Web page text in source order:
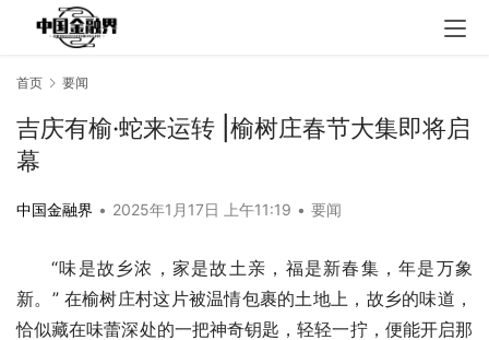
首页 要闻
吉庆有榆·蛇来运转 |榆树庄春节大集即将启
幕
中国金融界 • 2025年1月17日 上午11:19 • 要闻
“味是故乡浓，家是故土亲，福是新春集，年是万象
新。” 在榆树庄村这片被温情包裹的土地上，故乡的味道，
恰似藏在味蕾深处的一把神奇钥匙，轻轻一拧，便能开启那